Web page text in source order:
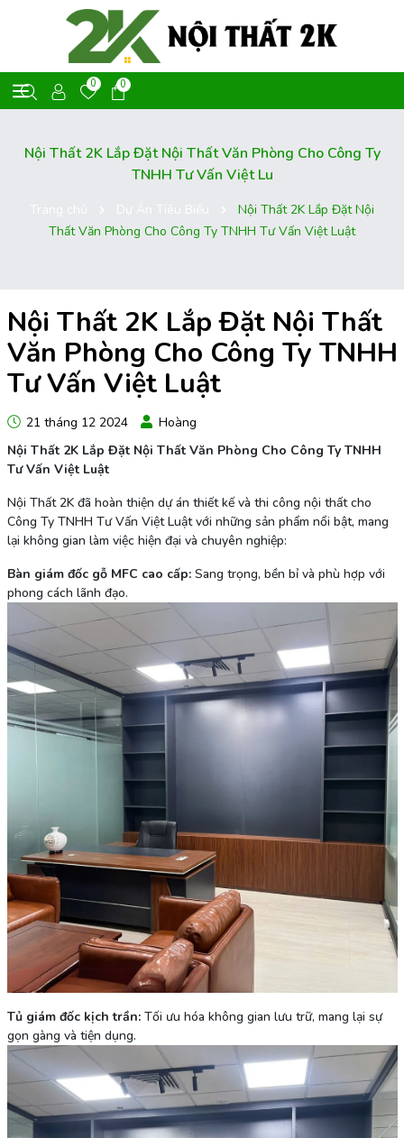
0 0
Nội Thất 2K Lắp Đặt Nội Thất Văn Phòng Cho Công Ty
TNHH Tư Vấn Việt Lu
Nội Thất 2K Lắp Đặt Nội
Thất Văn Phòng Cho Công Ty TNHH Tư Vấn Việt Luật
Nội Thất 2K Lắp Đặt Nội Thất
Văn Phòng Cho Công Ty TNHH
Tư Vấn Việt Luật
21 tháng 12 2024
Hoàng
Nội Thất 2K Lắp Đặt Nội Thất Văn Phòng Cho Công Ty TNHH
Tư Vấn Việt Luật
Nội Thất 2K đã hoàn thiện dự án thiết kế và thi công nội thất cho
Công Ty TNHH Tư Vấn Việt Luật với những sản phẩm nổi bật, mang
lại không gian làm việc hiện đại và chuyên nghiệp:
Bàn giám đốc gỗ MFC cao cấp:Sang trọng, bền bỉ và phù hợp với
phong cách lãnh đạo.
Tủ giám đốc kịch trần:Tối ưu hóa không gian lưu trữ, mang lại sự
gọn gàng và tiện dụng.